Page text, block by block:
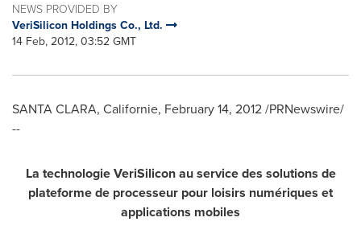
NEWS PROVIDED BY
VeriSilicon Holdings Co., Ltd.
14 Feb, 2012, 03:52 GMT
SANTA CLARA, Californie, February 14, 2012/PRNewswire/
--
La technologie VeriSilicon au service des solutions de
plateforme de processeur pour loisirs numériques et
applications mobiles